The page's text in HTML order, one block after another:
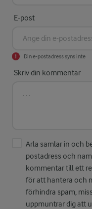
E-post
Din e-postadress syns inte
Skriv din kommentar
Arla samlar in och
postadress och
kommentar till ett
för att hantera och
förhindra spam,
uppmuntrar dig att